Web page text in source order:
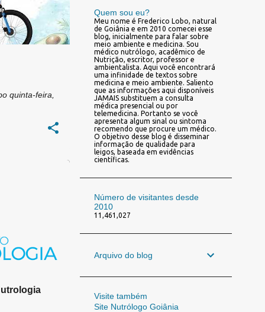
quinta-feira,
Quem sou eu?
Meu nome é Frederico Lobo, natural
de Goiânia e em 2010 comecei esse
blog, inicialmente para falar sobre
meio ambiente e medicina. Sou
médico nutrólogo, acadêmico de
Nutrição, escritor, professor e
ambientalista. Aqui você encontrará
uma infinidade de textos sobre
medicina e meio ambiente. Saliento
que as informações aqui disponíveis
JAMAIS substituem a consulta
médica presencial ou por
telemedicina. Portanto se você
apresenta algum sinal ou sintoma
recomendo que procure um médico.
O objetivo desse blog é disseminar
informação de qualidade para
leigos, baseada em evidências
científicas.
Número de visitantes desde
2010
11,461,027
Arquivo do blog
Visite também
Site Nutrólogo Goiânia